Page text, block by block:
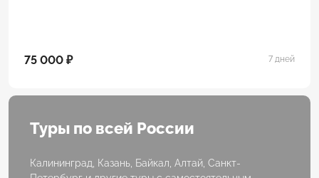
75 000 ₽ 7 дней
Туры по всей России
Калининград, Казань, Байкал, Алтай, Санкт-